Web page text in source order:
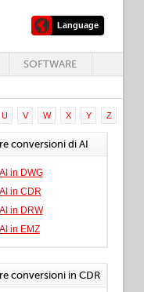
Language
SOFTWARE
U V W X Y Z
conversioni di AI
AI in DWG
AI in CDR
AI in DRW
AI in EMZ
conversioni in CDR